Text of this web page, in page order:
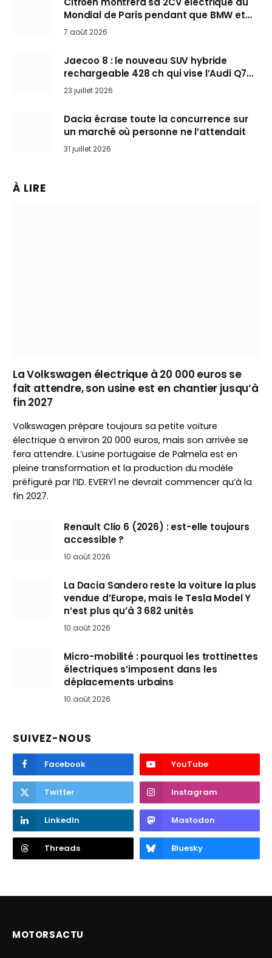
Mondial de Paris pendant que BMW et
Mini désertent le salon
7 août 2026
Jaecoo 8 : le nouveau SUV hybride
rechargeable 428 ch qui vise l’Audi Q7
arrive en Europe cet automne
23 juillet 2026
Dacia écrase toute la concurrence sur
un marché où personne ne l’attendait
31 juillet 2026
À LIRE
La Volkswagen électrique à 20 000 euros se
fait attendre, son usine est en chantier jusqu’à
fin 2027
Volkswagen prépare toujours sa petite voiture
électrique à environ 20 000 euros, mais son arrivée se
fera attendre. L’usine portugaise de Palmela est en
pleine transformation et la production du modèle
préfiguré par l’ID. EVERY1 ne devrait commencer qu’à la
fin 2027.
Renault Clio 6 (2026) : est-elle toujours
accessible ?
10 août 2026
La Dacia Sandero reste la voiture la plus
vendue d’Europe, mais le Tesla Model Y
n’est plus qu’à 3 682 unités
10 août 2026
Micro-mobilité : pourquoi les trottinettes
électriques s’imposent dans les
déplacements urbains
10 août 2026
SUIVEZ-NOUS
Facebook YouTube
Twitter Instagram
LinkedIn Mastodon
Threads Bluesky
MOTORSACTU